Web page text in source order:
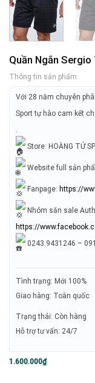
Quần Ngắn
Thông tin sản phẩm
Với 28 năm chuyên
Sport tự hào cam kết
.
Store: HOÀNG TỬ
Website full sản
Fanpage: https://
Nhóm săn sale
https://
0243.9431246 –
Tình trạng: Mới 100%
Giao hàng: Toàn quốc
Trạng thái: Còn hàng
Hỗ trợ tư vấn: 24/7
1.600.000₫